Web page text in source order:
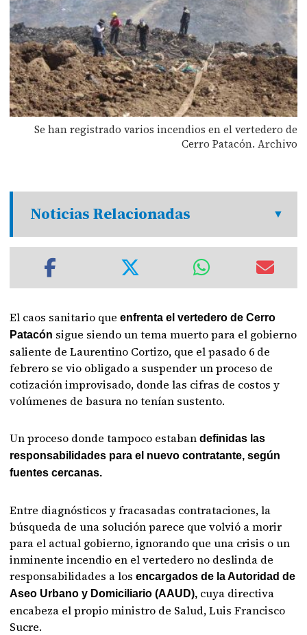
Se han registrado varios incendios en el vertedero de
Cerro Patacón. Archivo
Noticias Relacionadas
El caos sanitario queenfrenta el vertedero de Cerro
Patacón sigue siendo un tema muerto para el gobierno
saliente de Laurentino Cortizo, que el pasado 6 de
febrero se vio obligado a suspender un proceso de
cotización improvisado, donde las cifras de costos y
volúmenes de basura no tenían sustento.
Un proceso donde tampoco estabandefinidas las
responsabilidades para el nuevo contratante, según
fuentes cercanas.
Entre diagnósticos y fracasadas contrataciones, la
búsqueda de una solución parece que volvió a morir
para el actual gobierno, ignorando que una crisis o un
inminente incendio en el vertedero no deslinda de
responsabilidades a losencargados de la Autoridad de
Aseo Urbano y Domiciliario (AAUD), cuya directiva
encabeza el propio ministro de Salud, Luis Francisco
Sucre.